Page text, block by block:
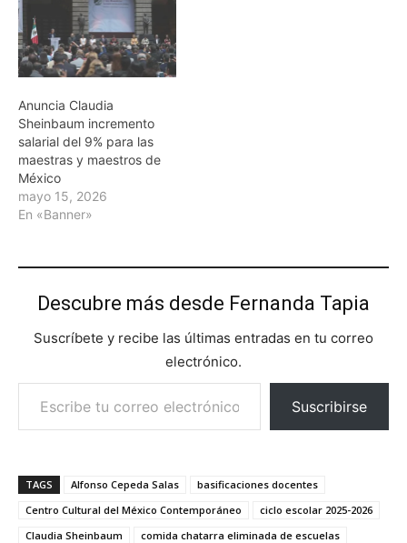
Anuncia Claudia
Sheinbaum incremento
salarial del 9% para las
maestras y maestros de
México
mayo 15, 2026
En «Banner»
Descubre más desde Fernanda Tapia
Suscríbete y recibe las últimas entradas en tu correo
electrónico.
Escribe tu correo electrónico…
Suscribirse
TAGS Alfonso Cepeda Salas
basificaciones docentes
Centro Cultural del México Contemporáneo
ciclo escolar 2025-2026
Claudia Sheinbaum
comida chatarra eliminada de escuelas